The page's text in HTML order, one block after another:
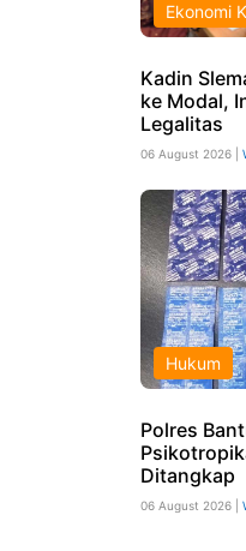
Ekonomi
Kadin
ke Modal,
Legalitas
06 August 2026 |
Hukum
Polres
Ditangkap
06 August 2026 |